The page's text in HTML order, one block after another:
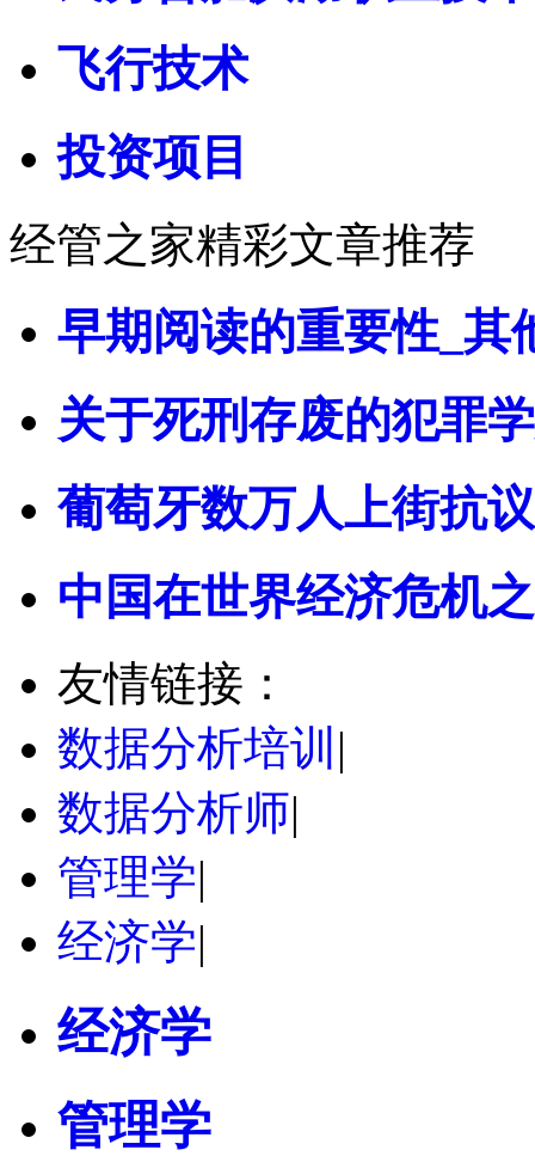
飞行技术
投资项目
经管之家精彩文章推荐
早期阅读的重要性_其
关于死刑存废的犯罪
葡萄牙数万人上街抗
中国在世界经济危机
友情链接：
数据分析培训 |
数据分析师|
管理学|
经济学|
经济学
管理学